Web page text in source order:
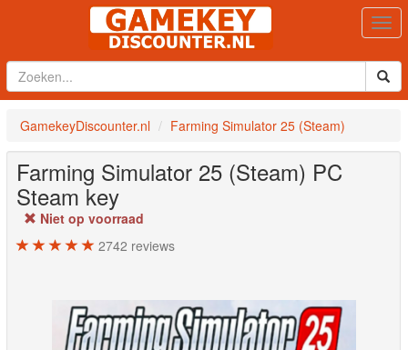
GamekeyDiscounter.nl Farming Simulator 25 (Steam)
Farming Simulator 25 (Steam) PC
Steam key
Niet op voorraad
2742 reviews